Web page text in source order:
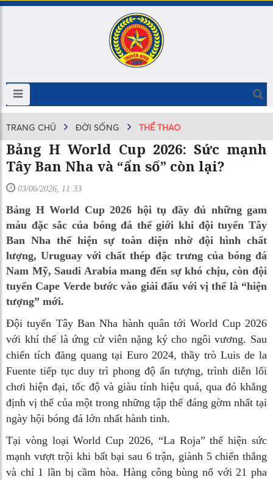
TRANG CHỦ ĐỜI SỐNG THỂ THAO
Bảng H World Cup 2026: Sức mạnh
Tây Ban Nha và “ẩn số” còn lại?
03/06/2026, 11:33
Bảng H World Cup 2026 hội tụ đầy đủ những gam
màu đặc sắc của bóng đá thế giới khi đội tuyển Tây
Ban Nha thể hiện sự toàn diện nhờ đội hình chất
lượng, Uruguay với chất thép đặc trưng của bóng đá
Nam Mỹ, Saudi Arabia mang đến sự khó chịu, còn đội
tuyển Cape Verde bước vào giải đấu với vị thế là “hiện
tượng” mới.
Đội tuyển Tây Ban Nha hành quân tới World Cup 2026
với khí thế là ứng cử viên nặng ký cho ngôi vương. Sau
chiến tích đăng quang tại Euro 2024, thầy trò Luis de la
Fuente tiếp tục duy trì phong độ ấn tượng, trình diễn lối
chơi hiện đại, tốc độ và giàu tính hiệu quả, qua đó khẳng
định vị thế của một trong những tập thể đáng gờm nhất tại
ngày hội bóng đá lớn nhất hành tinh.
Tại vòng loại World Cup 2026, “La Roja” thể hiện sức
mạnh vượt trội khi bất bại sau 6 trận, giành 5 chiến thắng
và chỉ 1 lần bị cầm hòa. Hàng công bùng nổ với 21 pha